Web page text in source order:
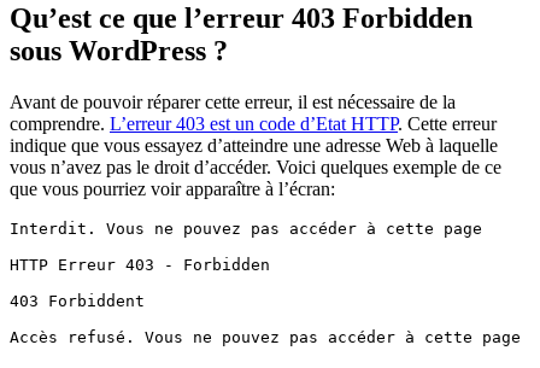
Qu’est ce que l’erreur 403 Forbidden
sous WordPress ?
Avant de pouvoir réparer cette erreur, il est nécessaire de la
comprendre. L’erreur 403 est un code d’Etat HTTP. Cette erreur
indique que vous essayez d’atteindre une adresse Web à laquelle
vous n’avez pas le droit d’accéder. Voici quelques exemple de ce
que vous pourriez voir apparaître à l’écran:
Interdit. Vous ne pouvez pas accéder à cette page
HTTP Erreur 403 - Forbidden
403 Forbiddent
Accès refusé. Vous ne pouvez pas accéder à cette page